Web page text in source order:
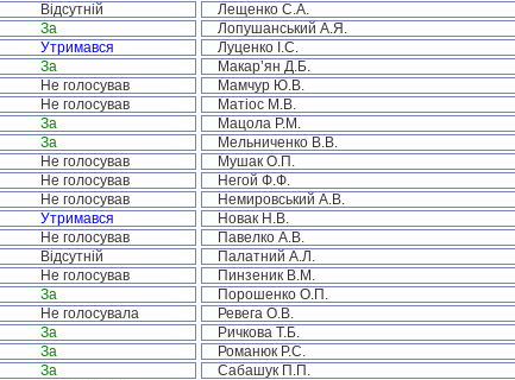
Відсутній Лещенко С.А.
За Лопушанський А.Я.
Утримався Луценко І.С.
За Макар’ян Д.Б.
Не голосував Мамчур Ю.В.
Не голосував Матіос М.В.
За Мацола Р.М.
За Мельниченко В.В.
Не голосував Мушак О.П.
Не голосував Негой Ф.Ф.
Не голосував Немировський А.В.
Утримався Новак Н.В.
Не голосував Павелко А.В.
Відсутній Палатний А.Л.
Не голосував Пинзеник В.М.
За Порошенко О.П.
Не голосувала Ревега О.В.
За Ричкова Т.Б.
За Романюк Р.С.
За Сабашук П.П.